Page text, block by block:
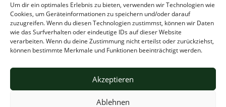
Um dir ein optimales Erlebnis zu bieten, verwenden wir Technologien wie
Cookies, um Geräteinformationen zu speichern und/oder darauf
zuzugreifen. Wenn du diesen Technologien zustimmst, können wir Daten
wie das Surfverhalten oder eindeutige IDs auf dieser Website
verarbeiten. Wenn du deine Zustimmung nicht erteilst oder zurückziehst,
können bestimmte Merkmale und Funktionen beeinträchtigt werden.
Akzeptieren
Ablehnen
dementsprechend auch geahndet wird.